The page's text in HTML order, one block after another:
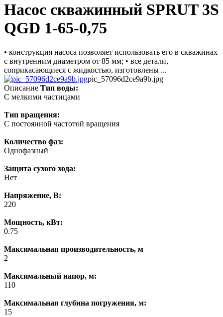
Насос скважинный SPRUT 3S
QGD 1-65-0,75
• конструкция насоса позволяет использовать его в скважинах
с внутренним диаметром от 85 мм; • все детали,
соприкасающиеся с жидкостью, изготовлены ...
pic_57096d2ce9a9b.jpg
Описание Тип воды:
С мелкими частицами
Тип вращения:
С постоянной частотой вращения
Количество фаз:
Однофазный
Защита сухого хода:
Нет
Напряжение, В:
220
Мощность, кВт:
0.75
Максимальная производительность, м
2
Максимальный напор, м:
110
Максимальная глубина погружения, м:
15